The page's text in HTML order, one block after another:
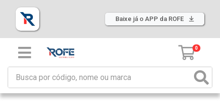
Baixe já o APP da ROFE
0